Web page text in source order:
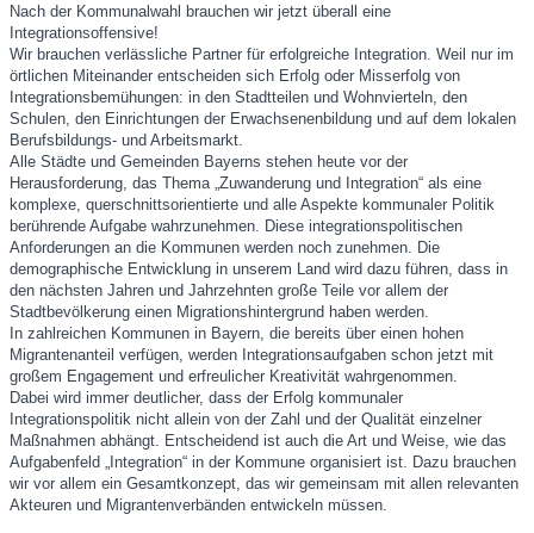
Nach der Kommunalwahl brauchen wir jetzt überall eine
Integrationsoffensive!
Wir brauchen verlässliche Partner für erfolgreiche Integration. Weil nur im
örtlichen Miteinander entscheiden sich Erfolg oder Misserfolg von
Integrationsbemühungen: in den Stadtteilen und Wohnvierteln, den
Schulen, den Einrichtungen der Erwachsenenbildung und auf dem lokalen
Berufsbildungs- und Arbeitsmarkt.
Alle Städte und Gemeinden Bayerns stehen heute vor der
Herausforderung, das Thema „Zuwanderung und Integration“ als eine
komplexe, querschnittsorientierte und alle Aspekte kommunaler Politik
berührende Aufgabe wahrzunehmen. Diese integrationspolitischen
Anforderungen an die Kommunen werden noch zunehmen. Die
demographische Entwicklung in unserem Land wird dazu führen, dass in
den nächsten Jahren und Jahrzehnten große Teile vor allem der
Stadtbevölkerung einen Migrationshintergrund haben werden.
In zahlreichen Kommunen in Bayern, die bereits über einen hohen
Migrantenanteil verfügen, werden Integrationsaufgaben schon jetzt mit
großem Engagement und erfreulicher Kreativität wahrgenommen.
Dabei wird immer deutlicher, dass der Erfolg kommunaler
Integrationspolitik nicht allein von der Zahl und der Qualität einzelner
Maßnahmen abhängt. Entscheidend ist auch die Art und Weise, wie das
Aufgabenfeld „Integration“ in der Kommune organisiert ist. Dazu brauchen
wir vor allem ein Gesamtkonzept, das wir gemeinsam mit allen relevanten
Akteuren und Migrantenverbänden entwickeln müssen.